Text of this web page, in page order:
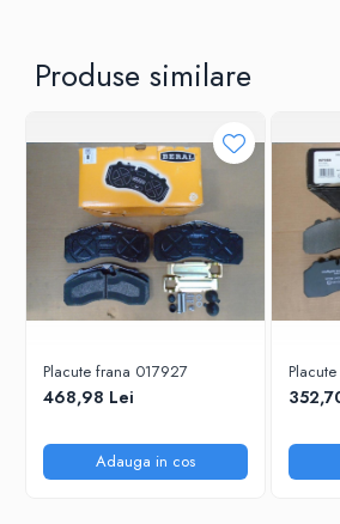
Produse similare
Placute frana 017927
468,98 Lei
Adauga in cos